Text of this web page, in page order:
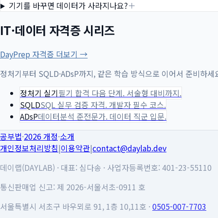
기기를 바꾸면 데이터가 사라지나요?＋
IT·데이터 자격증 시리즈
DayPrep 자격증 더보기 →
정처기부터 SQLD·ADsP까지, 같은 학습 방식으로 이어서 준비하세
정처기 실기필기 합격 다음 단계. 서술형 대비까지.
SQLDSQL 실무 검증 자격. 개발자 필수 코스.
ADsP데이터분석 준전문가. 데이터 직군 입문.
공부법·2026 개정·소개
개인정보처리방침|이용약관|contact@daylab.dev
데이랩(DAYLAB) · 대표: 심다송 · 사업자등록번호: 401-23-55110
통신판매업 신고: 제 2026-서울서초-0911 호
서울특별시 서초구 바우뫼로 91, 1층 10,11호 · 0505-007-7703